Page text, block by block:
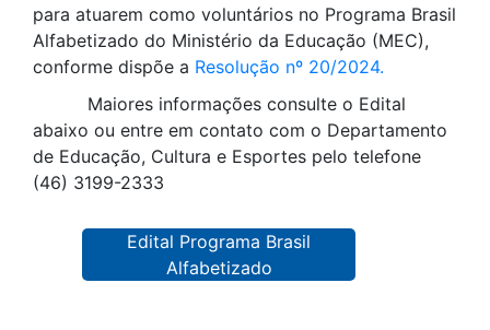
para atuarem como voluntários no Programa Brasil
Alfabetizado do Ministério da Educação (MEC),
conforme dispõe a Resolução nº 20/2024.
Maiores informações consulte o Edital
abaixo ou entre em contato com o Departamento
de Educação, Cultura e Esportes pelo telefone
(46) 3199-2333
Edital Programa Brasil
Alfabetizado